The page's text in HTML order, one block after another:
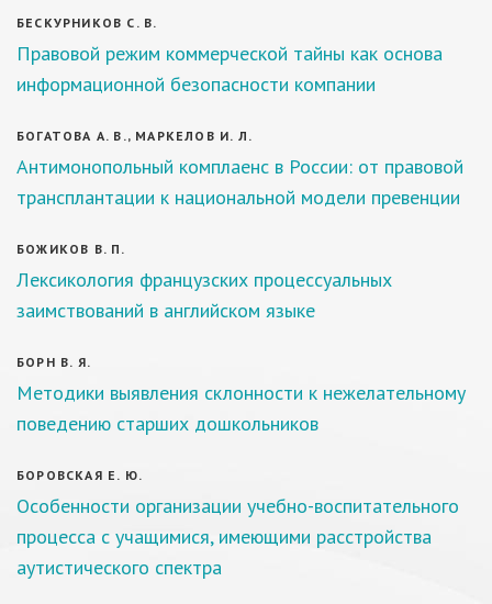
БЕСКУРНИКОВ С. В.
Правовой режим коммерческой тайны как основа
информационной безопасности компании
БОГАТОВА А. В., МАРКЕЛОВ И. Л.
Антимонопольный комплаенс в России: от правовой
трансплантации к национальной модели превенции
БОЖИКОВ В. П.
Лексикология французских процессуальных
заимствований в английском языке
БОРН В. Я.
Методики выявления склонности к нежелательному
поведению старших дошкольников
БОРОВСКАЯ Е. Ю.
Особенности организации учебно-воспитательного
процесса с учащимися, имеющими расстройства
аутистического спектра